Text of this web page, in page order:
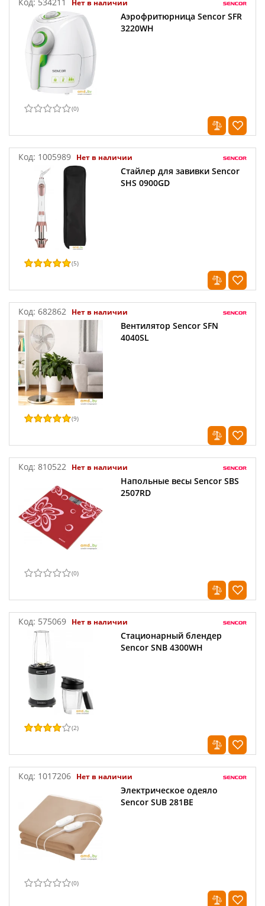
Нет в наличии
Аэрофритюрница Sencor SFR
3220WH
(0)
Код: 1005989 Нет в наличии
Стайлер для завивки Sencor
SHS 0900GD
(5)
Код: 682862 Нет в наличии
Вентилятор Sencor SFN
4040SL
(9)
Код: 810522 Нет в наличии
Напольные весы Sencor SBS
2507RD
(0)
Код: 575069 Нет в наличии
Стационарный блендер
Sencor SNB 4300WH
(2)
Код: 1017206 Нет в наличии
Электрическое одеяло
Sencor SUB 281BE
(0)